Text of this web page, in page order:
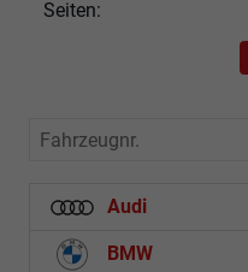
Seiten:
Fahrzeugnr.
Audi
BMW